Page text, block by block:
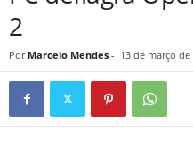
2
Por Marcelo Mendes - 13 de março de